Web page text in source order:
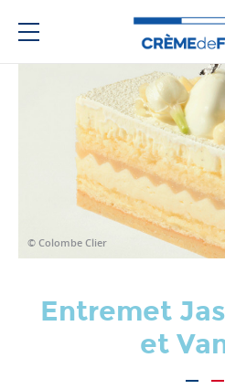
© Colombe Clier
Entremet
et